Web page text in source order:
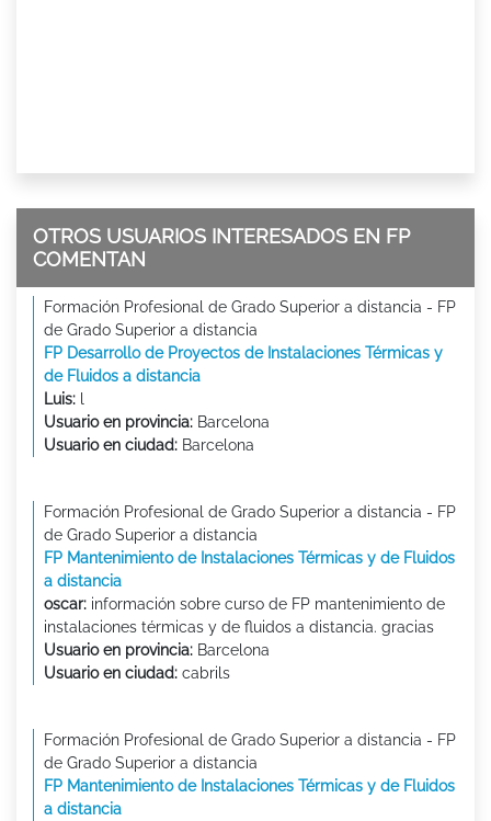
OTROS USUARIOS INTERESADOS EN FP
COMENTAN
Formación Profesional de Grado Superior a distancia - FP
de Grado Superior a distancia
FP Desarrollo de Proyectos de Instalaciones Térmicas y
de Fluidos a distancia
Luis:
Usuario en provincia: Barcelona
Usuario en ciudad: Barcelona
Formación Profesional de Grado Superior a distancia - FP
de Grado Superior a distancia
FP Mantenimiento de Instalaciones Térmicas y de Fluidos
a distancia
oscar: información sobre curso de FP mantenimiento de
instalaciones térmicas y de fluidos a distancia. gracias
Usuario en provincia: Barcelona
Usuario en ciudad: cabrils
Formación Profesional de Grado Superior a distancia - FP
de Grado Superior a distancia
FP Mantenimiento de Instalaciones Térmicas y de Fluidos
a distancia